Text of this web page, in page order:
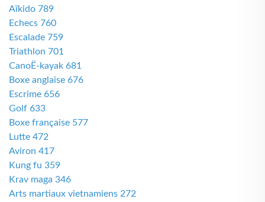
Aïkido 789
Echecs 760
Escalade 759
Triathlon 701
CanoË-kayak 681
Boxe anglaise 676
Escrime 656
Golf 633
Boxe française 577
Lutte 472
Aviron 417
Kung fu 359
Krav maga 346
Arts martiaux vietnamiens 272